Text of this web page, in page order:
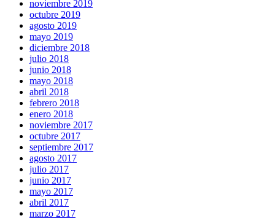
noviembre 2019
octubre 2019
agosto 2019
mayo 2019
diciembre 2018
julio 2018
junio 2018
mayo 2018
abril 2018
febrero 2018
enero 2018
noviembre 2017
octubre 2017
septiembre 2017
agosto 2017
julio 2017
junio 2017
mayo 2017
abril 2017
marzo 2017